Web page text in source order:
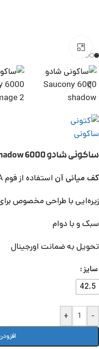
ساکونی شادو 6000 Saucony shadow
کف میانی آن استفاده از فوم EVA برای جذب شوک و راحتی بیشتر
زیره‌ایی با طراحی مخصوص
سبک و با دوام
تحویل به ضمانت اورجینال
سایز
42.5
-
+